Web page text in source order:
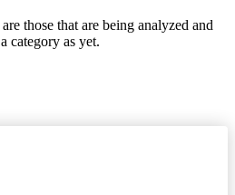
those that are being analyzed and
category as yet.